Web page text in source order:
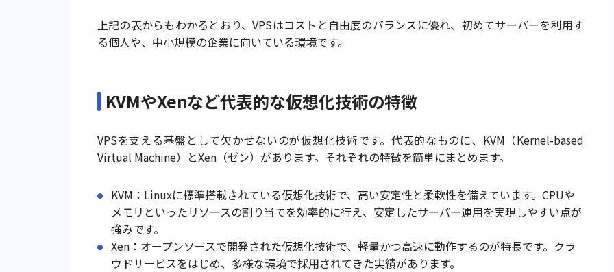
上記の表からもわかるとおり、VPSはコストと自由度のバランスに優れ、初めてサーバーを利用す
る個人や、中小規模の企業に向いている環境です。
KVMやXenなど代表的な仮想化技術の特徴
VPSを支える基盤として欠かせないのが仮想化技術です。代表的なものに、KVM（Kernel-based
Virtual Machine）とXen（ゼン）があります。それぞれの特徴を簡単にまとめます。
KVM：Linuxに標準搭載されている仮想化技術で、高い安定性と柔軟性を備えています。CPUや
メモリといったリソースの割り当てを効率的に行え、安定したサーバー運用を実現しやすい点が
強みです。
Xen：オープンソースで開発された仮想化技術で、軽量かつ高速に動作するのが特長です。クラ
ウドサービスをはじめ、多様な環境で採用されてきた実績があります。